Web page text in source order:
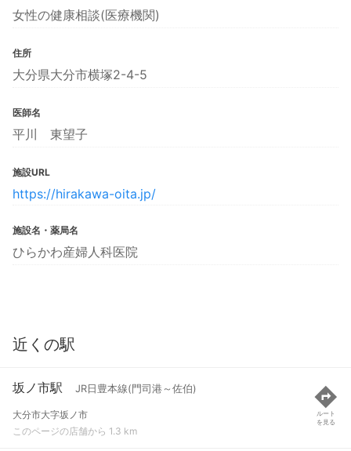
女性の健康相談(医療機関)
住所
大分県大分市横塚2-4-5
医師名
平川 東望子
施設URL
https://hirakawa-oita.jp/
施設名・薬局名
ひらかわ産婦人科医院
近くの駅
坂ノ市駅 JR日豊本線(門司港～佐伯)
大分市大字坂ノ市
このページの店舗から 1.3 km
ルート
を見る